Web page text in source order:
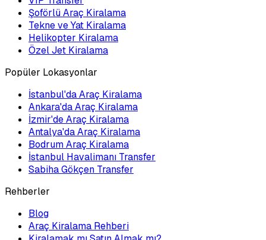
Şoförlü Araç Kiralama
Tekne ve Yat Kiralama
Helikopter Kiralama
Özel Jet Kiralama
Popüler Lokasyonlar
İstanbul'da Araç Kiralama
Ankara'da Araç Kiralama
İzmir'de Araç Kiralama
Antalya'da Araç Kiralama
Bodrum Araç Kiralama
İstanbul Havalimanı Transfer
Sabiha Gökçen Transfer
Rehberler
Blog
Araç Kiralama Rehberi